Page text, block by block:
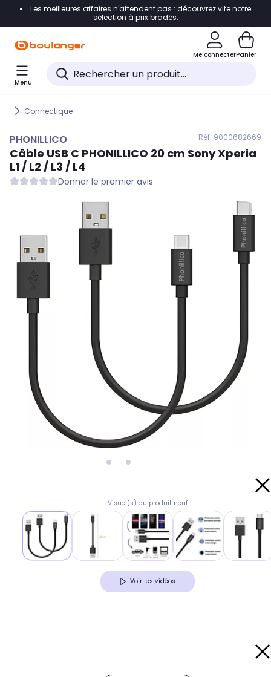
Accéder directement à la navigation
Accéder directement au pied de page
Accéder directement au chatbot
Les meilleures affaires n'attendent pas : découvrez vite notre
sélection à prix bradés.
Me connecterPanier
Menu
Connectique
PHONILLICO Réf. 9000682669
Câble USB C PHONILLICO 20 cm Sony Xperia
L1 / L2 / L3 / L4
Donner le premier avis
Visuel(s) du produit neuf
Voir les vidéos